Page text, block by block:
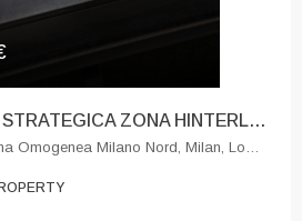
HOTEL POSIZIONE STRATEGICA ZONA HINTERLAND NORD MILANO